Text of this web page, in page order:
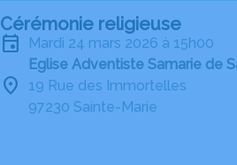
Cérémonie religieuse
mardi 24 mars 2026 à 15h00
Eglise Adventiste Samarie de
19 Rue des Immortelles
97230 Sainte-Marie